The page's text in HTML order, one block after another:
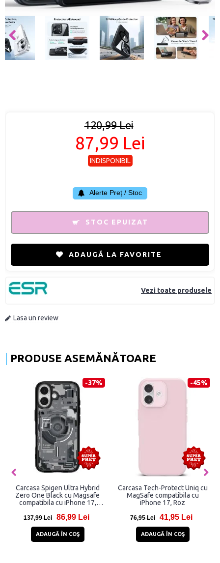
Vezi toate produsele
Lasa un review
120,99 Lei
87,99 Lei
INDISPONIBIL
Alerte Preț / Stoc
STOC EPUIZAT
ADAUGĂ LA FAVORITE
PRODUSE ASEMĂNĂTOARE
-37%
Carcasa Spigen Ultra Hybrid
Zero One Black cu Magsafe
compatibila cu iPhone 17,
137,99 Lei 86,99 Lei
ADAUGĂ ÎN COŞ
-45%
Carcasa Tech-Protect Uniq cu
MagSafe compatibila cu
iPhone 17, Roz
76,95 Lei 41,95 Lei
ADAUGĂ ÎN COŞ